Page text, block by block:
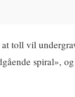
toll vil
spiral»,